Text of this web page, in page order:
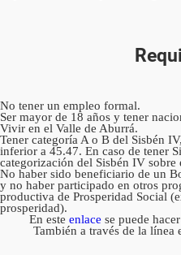
No tener un empleo formal.
Ser mayor de 18 años y tener
Vivir en el Valle de Aburrá.
Tener categoría A o B del Sisbén
inferior a 45.47. En caso de tener
categorización del Sisbén IV sobre
No haber sido beneficiario de un
y no haber participado en otros
productiva de Prosperidad Social
prosperidad).
En este enlace se puede
También a través de la